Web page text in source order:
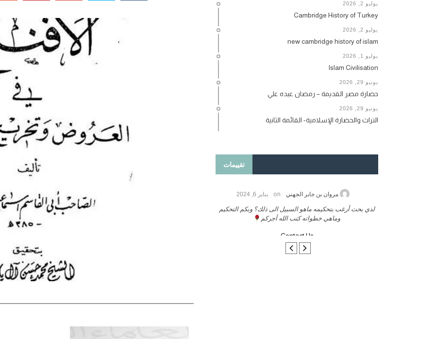
يوليو 2, 2026
Cambridge History of Turkey
يوليو 2, 2026
new cambridge history of islam
يوليو 1, 2026
Islam Civilisation
يونيو 29, 2026
حضارة مصر القديمة – رمضان عبده علي
يونيو 29, 2026
التراث والحضارة الإسلامية- القائمة الثانية
تقييمات
مروان بن جابر الجهني on يناير 6, 2024
لدي بحث أرغب بتحكيمه ماهو السبيل الى ذلك؟ وبكم التحكيم
وماهي خطواته كتب الله أجركم
Contact Us